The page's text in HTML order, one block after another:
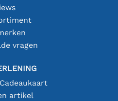
vragen
artikel